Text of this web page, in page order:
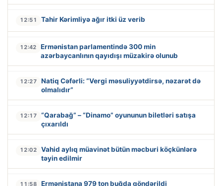
12:51 Tahir Kərimliyə ağır itki üz verib
12:42
Ermənistan parlamentində 300 min
azərbaycanlının qayıdışı müzakirə olunub
12:27
Natiq Cəfərli: “Vergi məsuliyyətdirsə, nəzarət də
olmalıdır”
12:17
“Qarabağ” – “Dinamo” oyununun biletləri satışa
çıxarıldı
12:02
Vahid aylıq müavinət bütün məcburi köçkünlərə
təyin edilmir
11:58 Ermənistana 979 ton buğda göndərildi